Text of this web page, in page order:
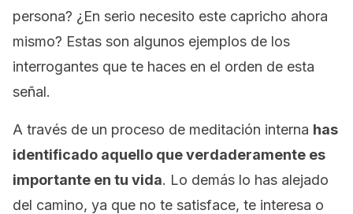
persona? ¿En serio necesito este capricho ahora
mismo? Estas son algunos ejemplos de los
interrogantes que te haces en el orden de esta
señal.
A través de un proceso de meditación interna has
identificado aquello que verdaderamente es
importante en tu vida. Lo demás lo has alejado
del camino, ya que no te satisface, te interesa o